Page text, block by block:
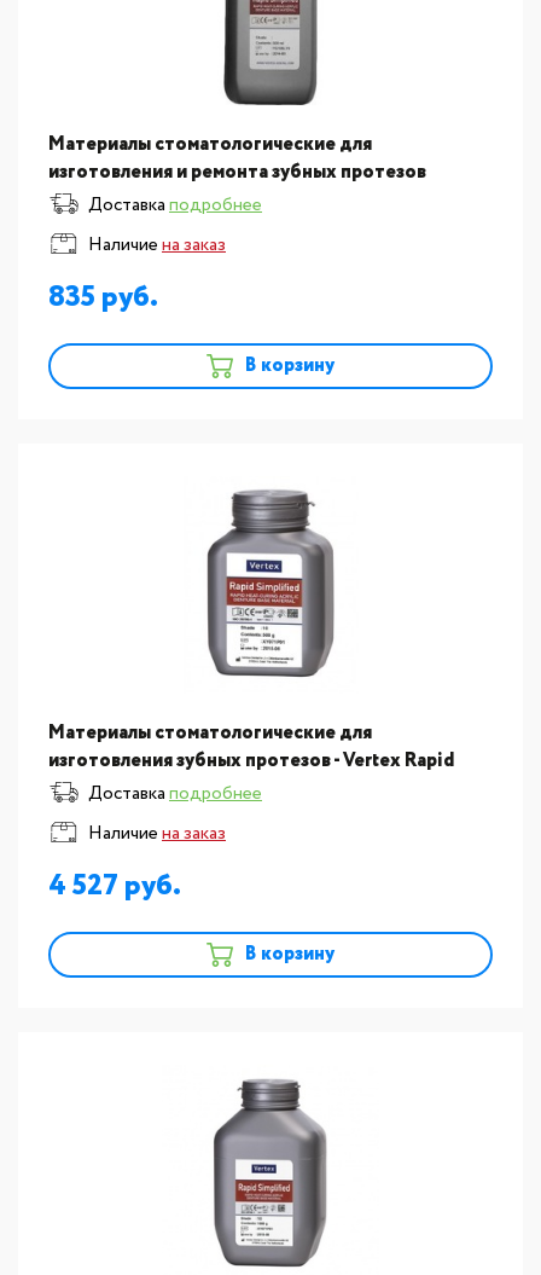
Материалы стоматологические для
изготовления и ремонта зубных протезов
Vertex:Пластмасса для изготовления базисов
съемных протезов Vertex Rapid S
Доставкаподробнее
Наличиена заказ
835
В корзину
Материалы стоматологические для
изготовления зубных протезов - Vertex Rapid
Simplified пластмасса для изготовления базисов
съемных протезов, порошо
Доставкаподробнее
Наличиена заказ
4 527
В корзину